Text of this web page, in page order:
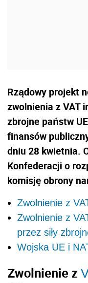
Rządowy projekt
zwolnienia z VAT
zbrojne państw
finansów
dniu 28 kwietnia.
Konfederacji o
komisję obrony
Zwolnienie z
Zwolnienie z
przez siły
Wojska UE i
Zwolnienie z